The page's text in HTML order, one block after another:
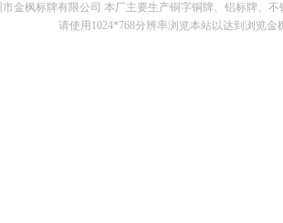
市金枫标牌有限公司 本厂主要生产铜字铜牌、铝标牌、
请使用1024*768分辨率浏览本站以达到浏览